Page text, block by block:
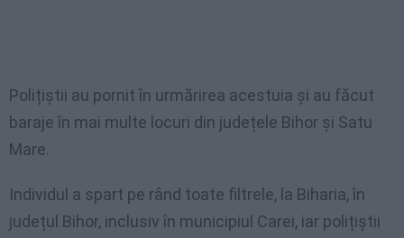
Polițiștii au pornit în urmărirea acestuia și au făcut
baraje în mai multe locuri din județele Bihor și Satu
Mare.
Individul a spart pe rând toate filtrele, la Biharia, în
județul Bihor, inclusiv în municipiul Carei, iar polițiștii